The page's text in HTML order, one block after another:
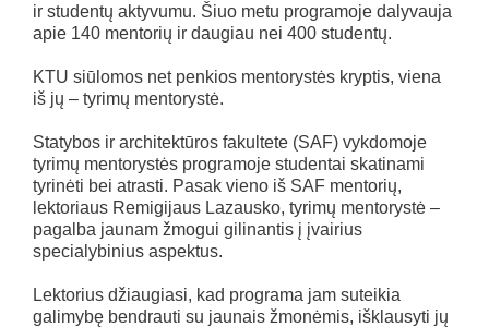
ir studentų aktyvumu. Šiuo metu programoje dalyvauja
apie 140 mentorių ir daugiau nei 400 studentų.
KTU siūlomos net penkios mentorystės kryptis, viena
iš jų – tyrimų mentorystė.
Statybos ir architektūros fakultete (SAF) vykdomoje
tyrimų mentorystės programoje studentai skatinami
tyrinėti bei atrasti. Pasak vieno iš SAF mentorių,
lektoriaus Remigijaus Lazausko, tyrimų mentorystė –
pagalba jaunam žmogui gilinantis į įvairius
specialybinius aspektus.
Lektorius džiaugiasi, kad programa jam suteikia
galimybę bendrauti su jaunais žmonėmis, išklausyti jų